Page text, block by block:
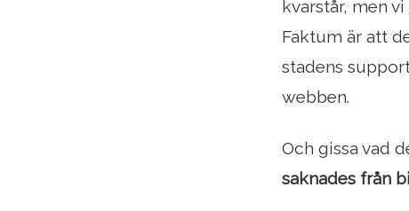
kvarstår, men
Faktum är att
stadens
webben.
Och gissa vad
saknades från